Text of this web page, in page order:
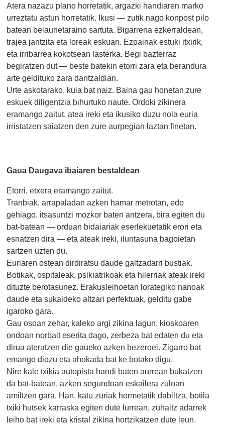
Atera nazazu plano horretatik, argazki handiaren marko
urreztatu astun horretatik. Ikusi — zutik nago konpost pilo
batean belaunetaraino sartuta. Bigarrena ezkerraldean,
trajea jantzita eta loreak eskuan. Ezpainak estuki itxirik,
eta irribarrea kokotsean lasterka. Begi bazterraz
begiratzen dut — beste batekin etorri zara eta berandura
arte geldituko zara dantzaldian.
Urte askotarako, kuia bat naiz. Baina gau honetan zure
eskuek diligentzia bihurtuko naute. Ordoki zikinera
eramango zaitut, atea ireki eta ikusiko duzu nola euria
irristatzen saiatzen den zure aurpegian laztan finetan.
Gaua Daugava ibaiaren bestaldean
Etorri, etxera eramango zaitut.
Tranbiak, arrapaladan azken hamar metrotan, edo
gehiago, itsasuntzi mozkor baten antzera, bira egiten du
bat-batean — orduan bidaiariak eserlekuetatik erori eta
esnatzen dira — eta ateak ireki, iluntasuna bagoietan
sartzen uzten du.
Euriaren ostean dirdiratsu daude galtzadarri bustiak.
Botikak, ospitaleak, psikiatrikoak eta hilerriak ateak ireki
dituzte berotasunez. Erakusleihoetan lorategiko nanoak
daude eta sukaldeko altzari perfektuak, gelditu gabe
igaroko gara.
Gau osoan zehar, kaleko argi zikina lagun, kioskoaren
ondoan norbait eserita dago, zerbeza bat edaten du eta
dirua ateratzen die gaueko azken bezeroei. Zigarro bat
emango diozu eta ahokada bat ke botako digu.
Nire kale txikia autopista handi baten aurrean bukatzen
da bat-batean, azken segundoan eskailera zuloan
amiltzen gara. Han, katu zuriak hormetatik dabiltza, botila
txiki hutsek karraska egiten dute lurrean, zuhaitz adarrek
leiho bat ireki eta kristal zikina hortzikatzen dute leun.